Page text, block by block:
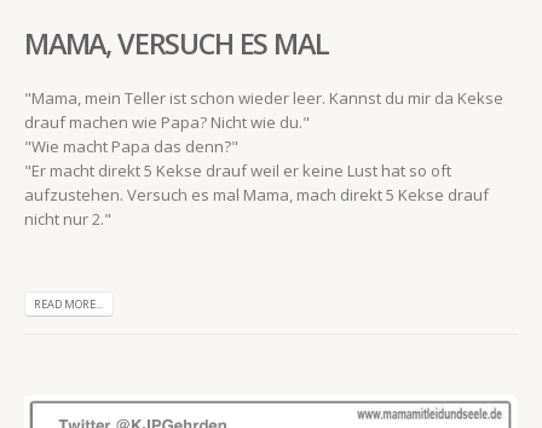
MAMA, VERSUCH ES MAL
"Mama, mein Teller ist schon wieder leer. Kannst du mir da Kekse
drauf machen wie Papa? Nicht wie du."
"Wie macht Papa das denn?"
"Er macht direkt 5 Kekse drauf weil er keine Lust hat so oft
aufzustehen. Versuch es mal Mama, mach direkt 5 Kekse drauf
nicht nur 2."
READ MORE...